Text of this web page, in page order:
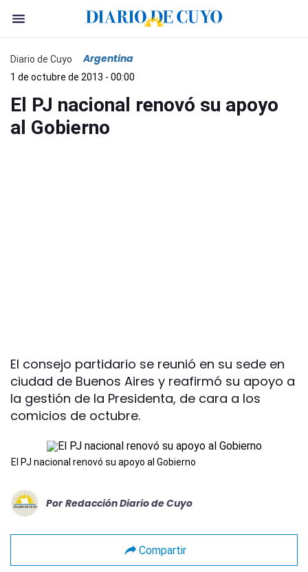
Diario de Cuyo Argentina
1 de octubre de 2013 - 00:00
El PJ nacional renovó su apoyo
al Gobierno
El consejo partidario se reunió en su sede en
ciudad de Buenos Aires y reafirmó su apoyo a
la gestión de la Presidenta, de cara a los
comicios de octubre.
El PJ nacional renovó su apoyo al Gobierno
Por Redacción Diario de Cuyo
Compartir